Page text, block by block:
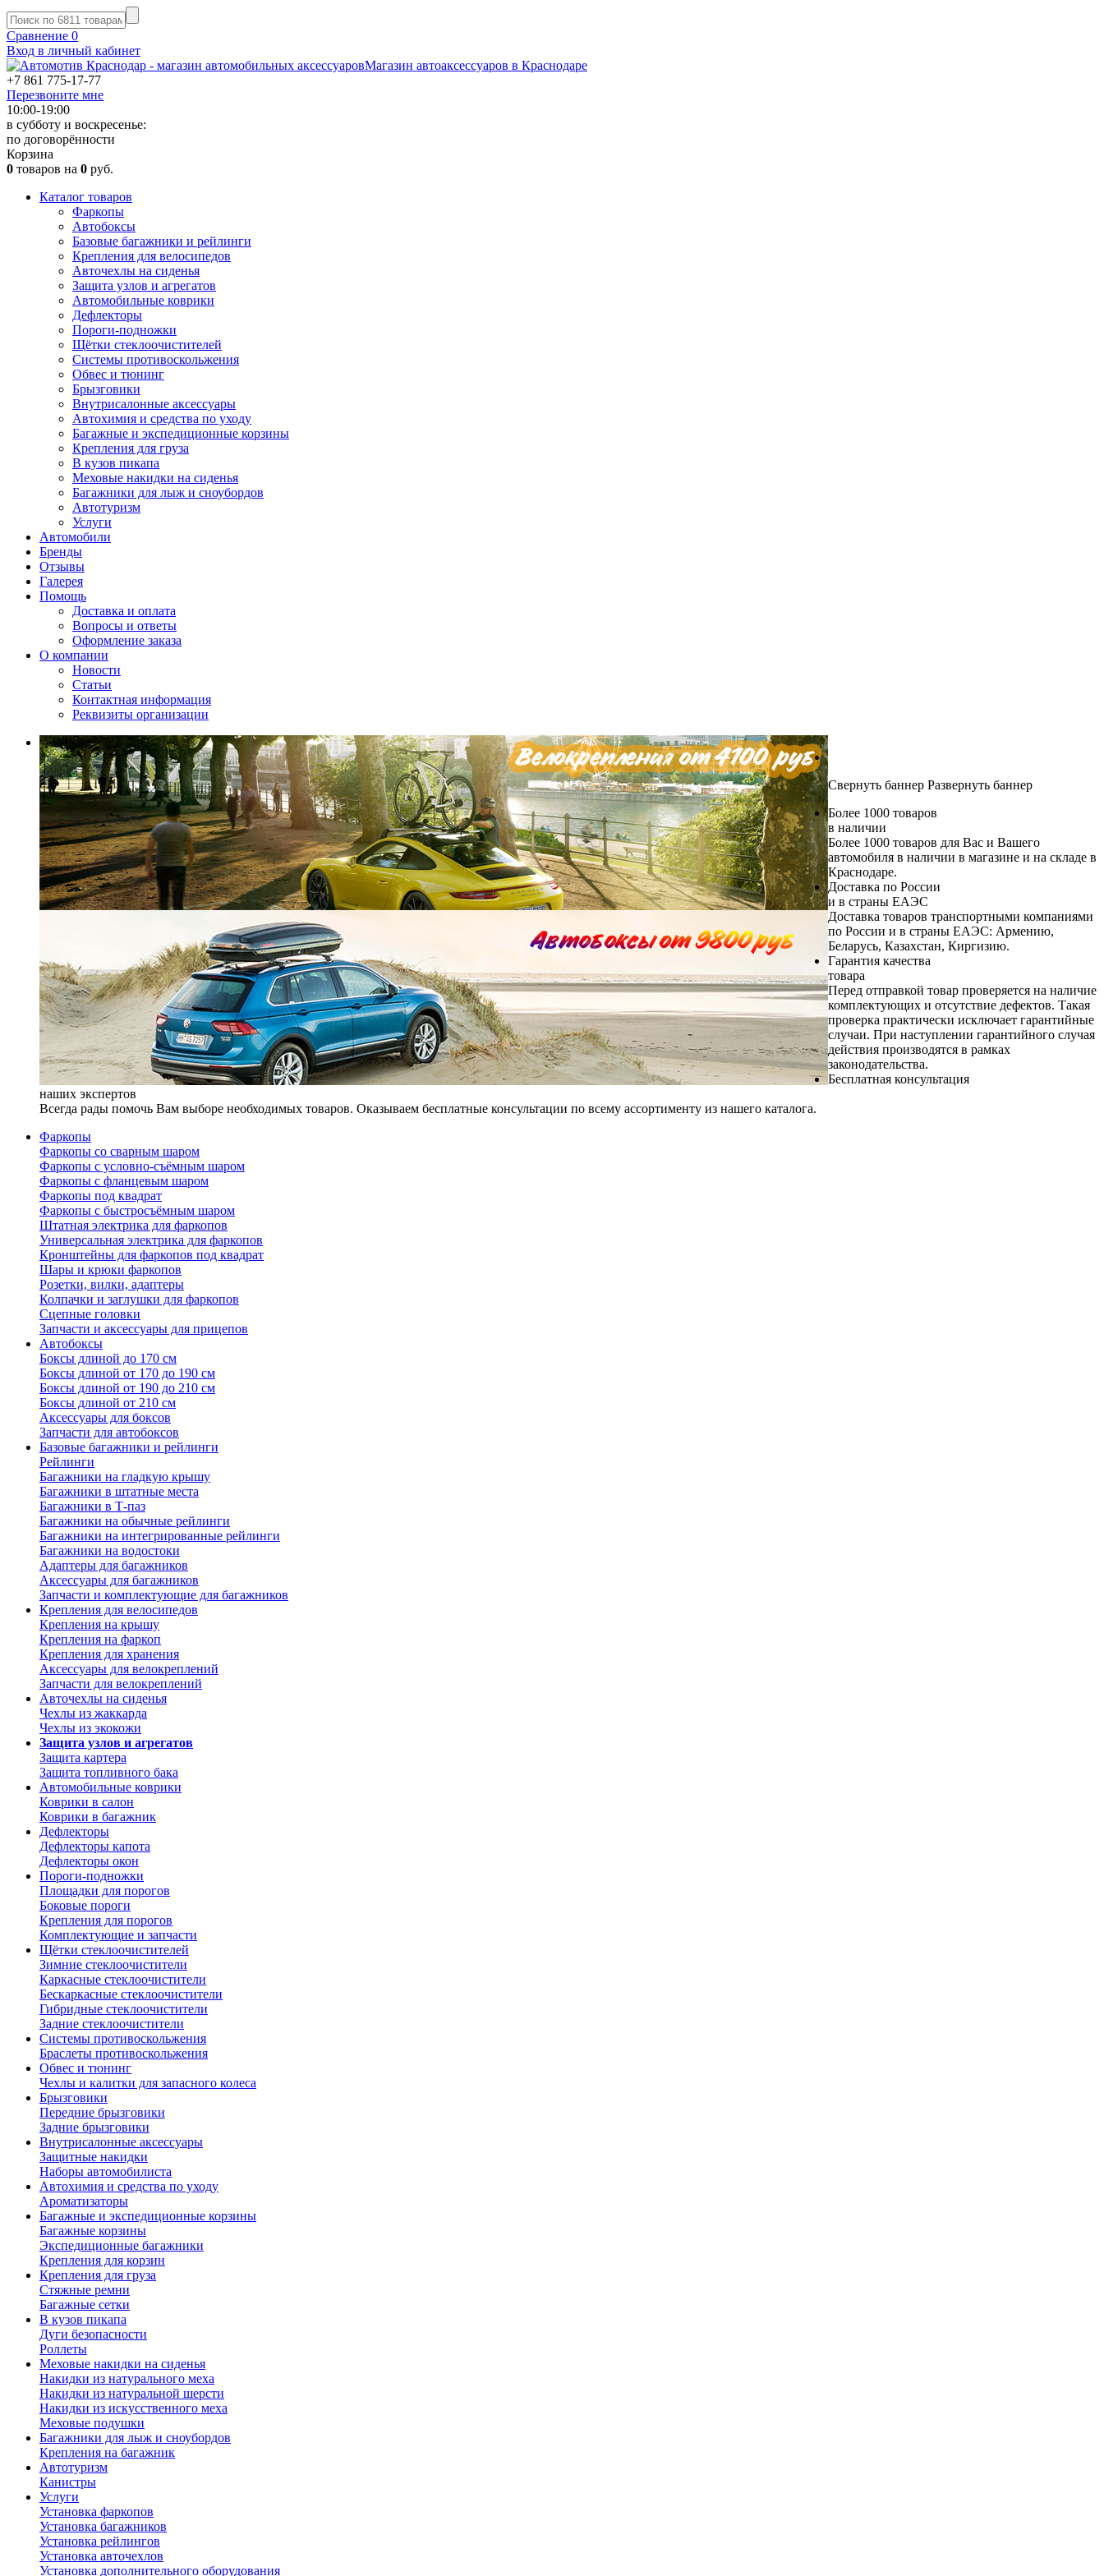
Сравнение 0
Вход в личный кабинет
Магазин автоаксессуаров в Краснодаре
+7 861 775-17-77
Перезвоните мне
10:00-19:00
в субботу и воскресенье:
по договорённости
Корзина
0 товаров на 0 руб.
Каталог товаров
Фаркопы
Автобоксы
Базовые багажники и рейлинги
Крепления для велосипедов
Авточехлы на сиденья
Защита узлов и агрегатов
Автомобильные коврики
Дефлекторы
Пороги-подножки
Щётки стеклоочистителей
Системы противоскольжения
Обвес и тюнинг
Брызговики
Внутрисалонные аксессуары
Автохимия и средства по уходу
Багажные и экспедиционные корзины
Крепления для груза
В кузов пикапа
Меховые накидки на сиденья
Багажники для лыж и сноубордов
Автотуризм
Услуги
Автомобили
Бренды
Отзывы
Галерея
Помощь
Доставка и оплата
Вопросы и ответы
Оформление заказа
О компании
Новости
Статьи
Контактная информация
Реквизиты организации
Свернуть баннер Развернуть баннер
Более 1000 товаров
в наличии
Более 1000 товаров для Вас и Вашего
автомобиля в наличии в магазине и на складе в
Краснодаре.
Доставка по России
и в страны ЕАЭС
Доставка товаров транспортными компаниями
по России и в страны ЕАЭС: Армению,
Беларусь, Казахстан, Киргизию.
Гарантия качества
товара
Перед отправкой товар проверяется на наличие
комплектующих и отсутствие дефектов. Такая
проверка практически исключает гарантийные
случаи. При наступлении гарантийного случая
действия производятся в рамках
законодательства.
Бесплатная консультация
наших экспертов
Всегда рады помочь Вам выборе необходимых товаров. Оказываем бесплатные консультации по всему ассортименту из нашего каталога.
Фаркопы
Фаркопы со сварным шаром
Фаркопы с условно-съёмным шаром
Фаркопы с фланцевым шаром
Фаркопы под квадрат
Фаркопы с быстросъёмным шаром
Штатная электрика для фаркопов
Универсальная электрика для фаркопов
Кронштейны для фаркопов под квадрат
Шары и крюки фаркопов
Розетки, вилки, адаптеры
Колпачки и заглушки для фаркопов
Сцепные головки
Запчасти и аксессуары для прицепов
Автобоксы
Боксы длиной до 170 см
Боксы длиной от 170 до 190 см
Боксы длиной от 190 до 210 см
Боксы длиной от 210 см
Аксессуары для боксов
Запчасти для автобоксов
Базовые багажники и рейлинги
Рейлинги
Багажники на гладкую крышу
Багажники в штатные места
Багажники в Т-паз
Багажники на обычные рейлинги
Багажники на интегрированные рейлинги
Багажники на водостоки
Адаптеры для багажников
Аксессуары для багажников
Запчасти и комплектующие для багажников
Крепления для велосипедов
Крепления на крышу
Крепления на фаркоп
Крепления для хранения
Аксессуары для велокреплений
Запчасти для велокреплений
Авточехлы на сиденья
Чехлы из жаккарда
Чехлы из экокожи
Защита узлов и агрегатов
Защита картера
Защита топливного бака
Автомобильные коврики
Коврики в салон
Коврики в багажник
Дефлекторы
Дефлекторы капота
Дефлекторы окон
Пороги-подножки
Площадки для порогов
Боковые пороги
Крепления для порогов
Комплектующие и запчасти
Щётки стеклоочистителей
Зимние стеклоочистители
Каркасные стеклоочистители
Бескаркасные стеклоочистители
Гибридные стеклоочистители
Задние стеклоочистители
Системы противоскольжения
Браслеты противоскольжения
Обвес и тюнинг
Чехлы и калитки для запасного колеса
Брызговики
Передние брызговики
Задние брызговики
Внутрисалонные аксессуары
Защитные накидки
Наборы автомобилиста
Автохимия и средства по уходу
Ароматизаторы
Багажные и экспедиционные корзины
Багажные корзины
Экспедиционные багажники
Крепления для корзин
Крепления для груза
Стяжные ремни
Багажные сетки
В кузов пикапа
Дуги безопасности
Роллеты
Меховые накидки на сиденья
Накидки из натурального меха
Накидки из натуральной шерсти
Накидки из искусственного меха
Меховые подушки
Багажники для лыж и сноубордов
Крепления на багажник
Автотуризм
Канистры
Услуги
Установка фаркопов
Установка багажников
Установка рейлингов
Установка авточехлов
Установка дополнительного оборудования